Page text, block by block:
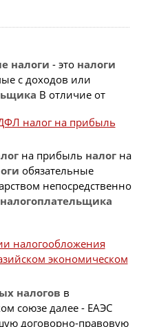
налоги - это налоги
с доходов или
В отличие от
налог на прибыль
на прибыль налогна
обязательные
непосредственно
налогоплательщика
налогообложения
экономическом
налогов в
союзе далее - ЕАЭС
договорно-правовую